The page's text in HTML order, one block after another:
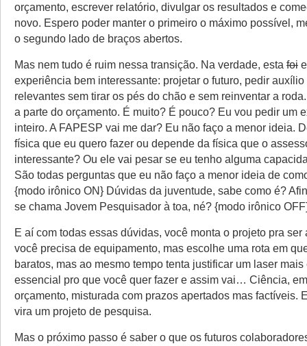
orçamento, escrever relatório, divulgar os resultados e
novo. Espero poder manter o primeiro o máximo possível,
o segundo lado de braços abertos.
Mas nem tudo é ruim nessa transição. Na verdade, esta foi
experiência bem interessante: projetar o futuro, pedir
relevantes sem tirar os pés do chão e sem reinventar a
a parte do orçamento. É muito? É pouco? Eu vou pedir um
inteiro. A FAPESP vai me dar? Eu não faço a menor ideia.
física que eu quero fazer ou depende da física que o
interessante? Ou ele vai pesar se eu tenho alguma
São todas perguntas que eu não faço a menor ideia de
{modo irônico ON} Dúvidas da juventude, sabe como é?
se chama Jovem Pesquisador à toa, né? {modo irônico
E aí com todas essas dúvidas, você monta o projeto pra
você precisa de equipamento, mas escolhe uma rota em
baratos, mas ao mesmo tempo tenta justificar um laser mais
essencial pro que você quer fazer e assim vai… Ciência,
orçamento, misturada com prazos apertados mas factíveis.
vira um projeto de pesquisa.
Mas o próximo passo é saber o que os futuros